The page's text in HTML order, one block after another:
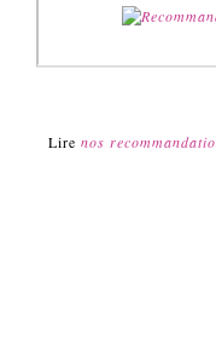
Lire nos